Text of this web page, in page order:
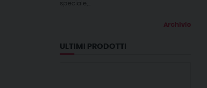
speciale,...
Archivio
ULTIMI PRODOTTI